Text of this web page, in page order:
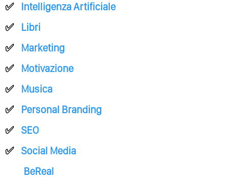
Intelligenza Artificiale
Libri
Marketing
Motivazione
Musica
Personal Branding
SEO
Social Media
BeReal